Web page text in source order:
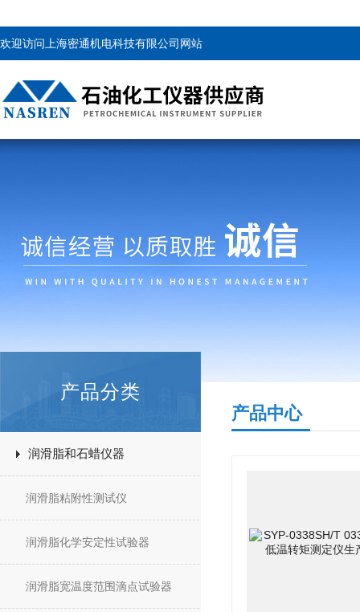
欢迎访问上海密通机电科技有限公司网站
产品分类
润滑脂和石蜡仪器
润滑脂粘附性测试仪
润滑脂化学安定性试验器
润滑脂宽温度范围滴点试验器
产品中心